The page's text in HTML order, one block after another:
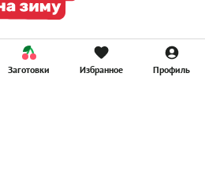
Заготовки Избранное Профиль